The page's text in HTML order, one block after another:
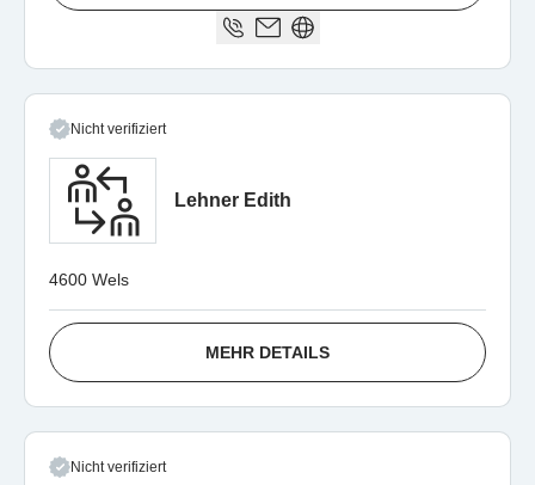
Nicht verifiziert
Lehner Edith
4600 Wels
MEHR DETAILS
Nicht verifiziert